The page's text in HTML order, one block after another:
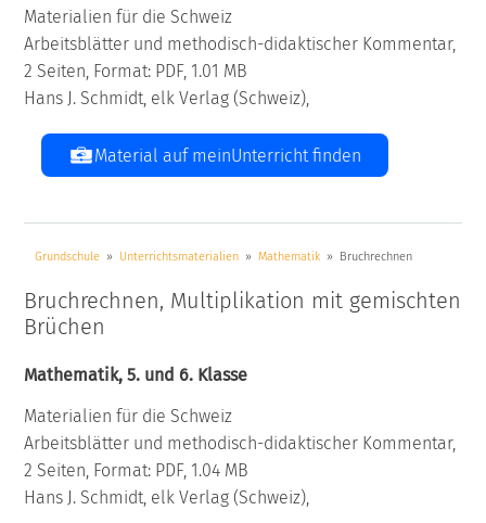
Materialien für die Schweiz
Arbeitsblätter und methodisch-didaktischer Kommentar,
2 Seiten, Format: PDF, 1.01 MB
Hans J. Schmidt, elk Verlag (Schweiz),
Material auf meinUnterricht finden
Grundschule Unterrichtsmaterialien Mathematik Bruchrechnen
Bruchrechnen, Multiplikation mit gemischten
Brüchen
Mathematik, 5. und 6. Klasse
Materialien für die Schweiz
Arbeitsblätter und methodisch-didaktischer Kommentar,
2 Seiten, Format: PDF, 1.04 MB
Hans J. Schmidt, elk Verlag (Schweiz),